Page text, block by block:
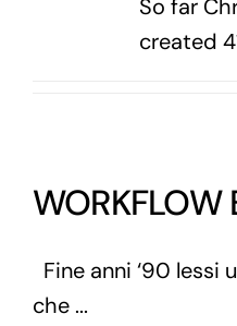
So far
created
WORKFLOW
Fine anni ‘90 lessi
che ...